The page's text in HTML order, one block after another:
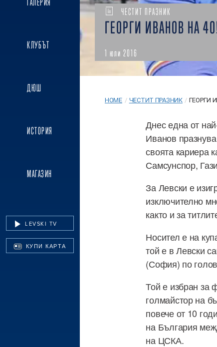
КЛУБЪТ
ДЮШ
ИСТОРИЯ
МАГАЗИН
LEVSKI TV
КУПИ КАРТА
ЧЕСТИТ ПРАЗНИК
ГЕОРГИ ИВАНОВ НА
1 юли 2016
HOME / ЧЕСТИТ ПРАЗНИК / ГЕОРГИ
Днес една от
Иванов
своята кариера
Самсунспор,
За Левски е
изключително
както и за
Носител е на
той е в Левски
(София) по
Той е избран за
голмайстор на
повече от 10
на България
на ЦСКА.